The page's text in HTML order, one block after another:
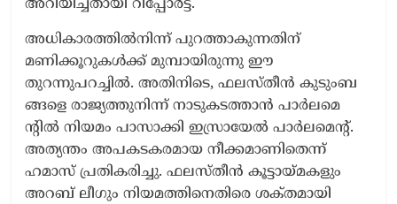
അറിയിച്ചതായി റിപ്പോർട്ട്​.
അധികാരത്തിൽനിന്ന് പുറത്താകുന്നതിന്
മണിക്കൂറുകൾക്ക് മുമ്പായിരുന്നു ഈ
തുറന്നുപറച്ചിൽ. അതിനിടെ, ഫ​ല​സ്തീ​ൻ കു​ടും​ബ​
ങ്ങ​ളെ രാ​ജ്യ​ത്തു​നി​ന്ന് നാ​ടു​ക​ട​ത്താ​ൻ പാ​ർ​ല​മെ​
ന്‍റില്‍ നി​യ​മം പാ​സാ​ക്കി ഇ​സ്രാ​യേ​ൽ പാ​ർ​ല​മെ​ന്‍റ്.
അത്യന്തം അപകടകരമായ നീക്കമാണിതെന്ന്​
ഹമാസ്​ പ്രതികരിച്ചു. ഫലസ്തീൻ കൂട്ടായ്​മകളും
അറബ്​ ലീഗും നിയമത്തിനെതിരെ ശക്​തമായി